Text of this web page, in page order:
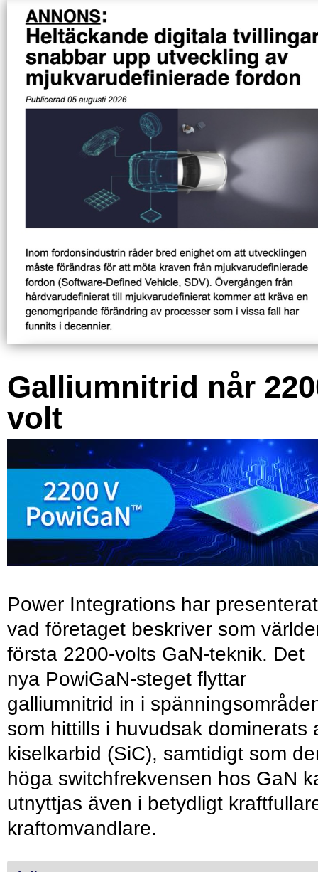
Galliumnitrid når
volt
Power Integrations har presenterat
vad företaget beskriver som
första 2200-volts GaN-teknik. Det
nya PowiGaN-steget flyttar
galliumnitrid in i
som hittills i huvudsak dominerats
kiselkarbid (SiC), samtidigt som
höga switchfrekvensen hos GaN
utnyttjas även i betydligt
kraftomvandlare.